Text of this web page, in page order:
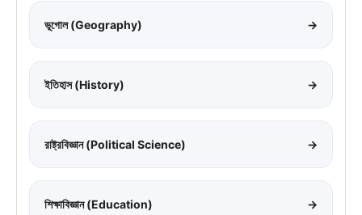
ভূগোল (Geography) →
ইতিহাস (History) →
রাষ্ট্রবিজ্ঞান (Political Science) →
শিক্ষাবিজ্ঞান (Education) →